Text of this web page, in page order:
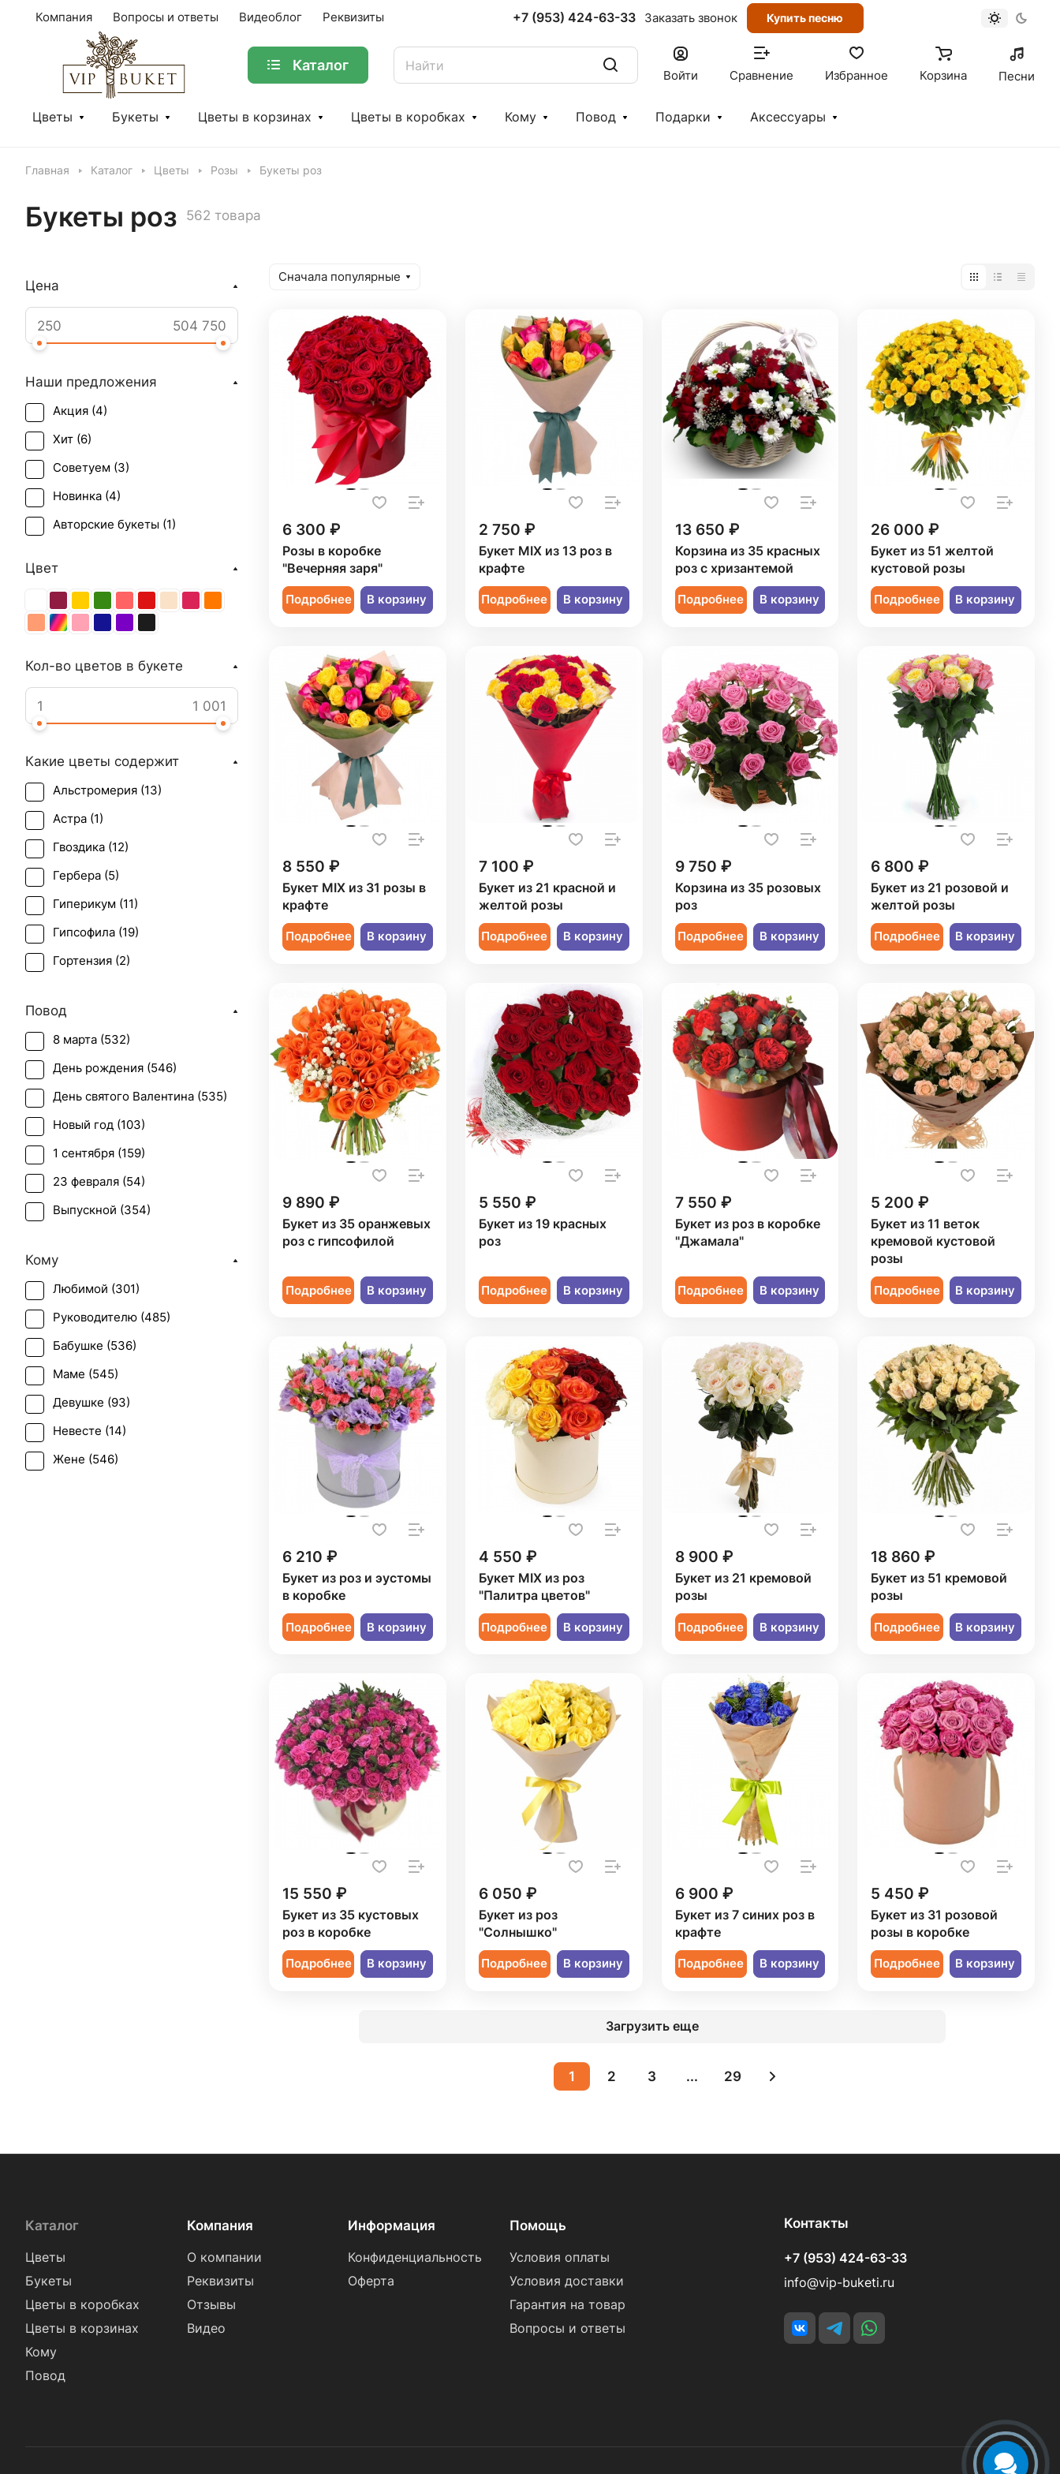
Компания Вопросы и ответы Видеоблог Реквизиты +7 (953) 424-63-33 Заказать звонок Купить песню
Каталог
Войти Сравнение Избранное Корзина Песни
Цветы Букеты Цветы в корзинах Цветы в коробках Кому Повод Подарки Аксессуары
Главная Каталог Цветы Розы Букеты роз
Букеты роз 562 товара
Сначала популярные
6 300 ₽
Розы в коробке
"Вечерняя заря"
Подробнее В корзину
2 750 ₽
Букет MIX из 13 роз в
крафте
Подробнее В корзину
13 650 ₽
Корзина из 35 красных
роз с хризантемой
Подробнее В корзину
26 000 ₽
Букет из 51 желтой
кустовой розы
Подробнее В корзину
8 550 ₽
Букет MIX из 31 розы в
крафте
Подробнее В корзину
7 100 ₽
Букет из 21 красной и
желтой розы
Подробнее В корзину
9 750 ₽
Корзина из 35 розовых
роз
Подробнее В корзину
6 800 ₽
Букет из 21 розовой и
желтой розы
Подробнее В корзину
9 890 ₽
Букет из 35 оранжевых
роз с гипсофилой
Подробнее В корзину
5 550 ₽
Букет из 19 красных
роз
Подробнее В корзину
7 550 ₽
Букет из роз в коробке
"Джамала"
Подробнее В корзину
5 200 ₽
Букет из 11 веток
кремовой кустовой
розы
Подробнее В корзину
6 210 ₽
Букет из роз и эустомы
в коробке
Подробнее В корзину
4 550 ₽
Букет MIX из роз
"Палитра цветов"
Подробнее В корзину
8 900 ₽
Букет из 21 кремовой
розы
Подробнее В корзину
18 860 ₽
Букет из 51 кремовой
розы
Подробнее В корзину
15 550 ₽
Букет из 35 кустовых
роз в коробке
Подробнее В корзину
6 050 ₽
Букет из роз
"Солнышко"
Подробнее В корзину
6 900 ₽
Букет из 7 синих роз в
крафте
Подробнее В корзину
5 450 ₽
Букет из 31 розовой
розы в коробке
Подробнее В корзину
Загрузить еще
1 2 3 ... 29
Цена
Наши предложения
Акция (4)
Хит (6)
Советуем (3)
Новинка (4)
Авторские букеты (1)
Цвет
Кол-во цветов в букете
Какие цветы содержит
Альстромерия (13)
Астра (1)
Гвоздика (12)
Гербера (5)
Гиперикум (11)
Гипсофила (19)
Гортензия (2)
Калла (
Краспедия (2
Лилия (4)
Маттиола (1 )
Мимоза (2)
Орхидея (14)
Пион (3)
Подсолнух (1)
Повод
8 марта (532)
День рождения (546)
День святого Валентина (535)
Новый год (103)
1 сентября (159)
23 февраля (54)
Выпускной (354)
День учителя (
Пасха (41
Первое свидание (500
Последний звонок (
Рождение ребенка (
Рождество (102
Свадьба (6)
Татьянин день (
Кому
Любимой (301)
Руководителю (485)
Бабушке (536)
Маме (545)
Девушке (93)
Невесте (14)
Жене (546)
Каталог
Цветы
Букеты
Цветы в коробках
Цветы в корзинах
Кому
Повод
Компания
О компании
Реквизиты
Отзывы
Видео
Информация
Конфиденциальность
Оферта
Помощь
Условия оплаты
Условия доставки
Гарантия на товар
Вопросы и ответы
Контакты
+7 (953) 424-63-33
info@vip-buketi.ru